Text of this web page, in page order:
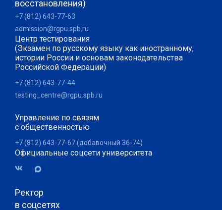
восстановления)
+7 (812) 643-77-63
admission@rgpu.spb.ru
Центр тестирования
(Экзамен по русскому языку как иностранному,
истории России и основам законодательства
Российской Федерации)
+7 (812) 643-77-44
testing_centre@rgpu.spb.ru
Управление по связям
с общественностью
+7 (812) 643-77-67 (добавочный 36-74)
Официальные соцсети университета
Ректор
в соцсетях